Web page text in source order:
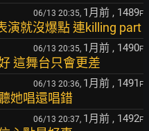
06/13 20:35, 1月前 , 1489F
演就沒爆點 連killing part
06/13 20:35, 1月前 , 1490F
這舞台只會更差
06/13 20:36, 1月前 , 1491 F
她唱還唱錯
06/13 20:37, 1月前 , 1492F